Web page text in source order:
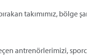
takımımız, bölge
antrenörlerimizi,